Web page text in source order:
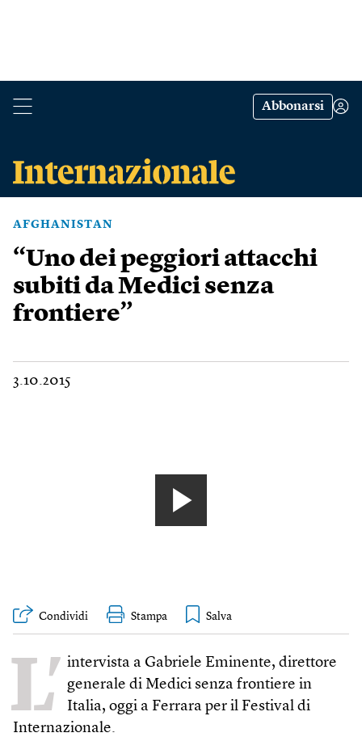
Abbonarsi
AFGHANISTAN
“Uno dei peggiori attacchi
subiti da Medici senza
frontiere”
3.10.2015
Condividi Stampa
L’ intervista a Gabriele Eminente, direttore
generale di Medici senza frontiere in
Italia, oggi a Ferrara per il Festival di
Internazionale.